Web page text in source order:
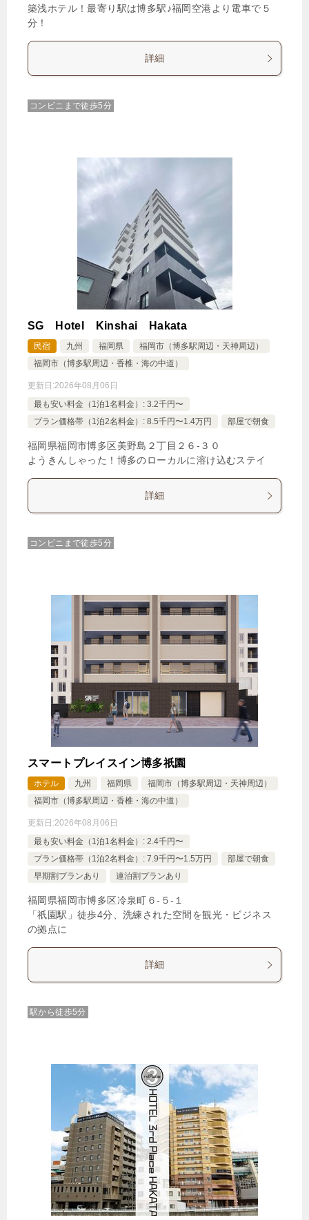
築浅ホテル！最寄り駅は博多駅♪福岡空港より電車で５
分！
詳細
コンビニまで徒歩5分
SG Hotel Kinshai Hakata
民宿 九州 福岡県
福岡市（博多駅周辺・天神周辺）
福岡市（博多駅周辺・香椎・海の中道）
更新日:2026年08月06日
最も安い料金（1泊1名料金）: 3.2千円〜
プラン価格帯（1泊2名料金）: 8.5千円〜1.4万円
部屋で朝食
福岡県福岡市博多区美野島２丁目２６‐３０
ようきんしゃった！博多のローカルに溶け込むステイ
詳細
コンビニまで徒歩5分
スマートプレイスイン博多祇園
ホテル 九州 福岡県
福岡市（博多駅周辺・天神周辺）
福岡市（博多駅周辺・香椎・海の中道）
更新日:2026年08月06日
最も安い料金（1泊1名料金）: 2.4千円〜
プラン価格帯（1泊2名料金）: 7.9千円〜1.5万円
部屋で朝食
早期割プランあり
連泊割プランあり
福岡県福岡市博多区冷泉町６‐５‐１
「祇園駅」徒歩4分、洗練された空間を観光・ビジネス
の拠点に
詳細
駅から徒歩5分